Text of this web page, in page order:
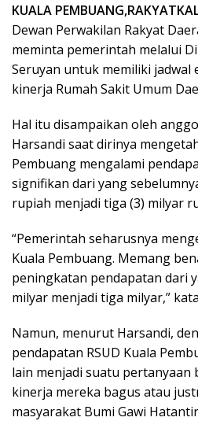
KUALA
Dewan Perwakilan Rakyat
meminta pemerintah melalui
Seruyan untuk memiliki jadwal
kinerja Rumah Sakit Umum
Hal itu disampaikan oleh
Harsandi saat dirinya
Pembuang mengalami
signifikan dari yang
rupiah menjadi tiga (3) milyar
“Pemerintah seharusnya
Kuala Pembuang. Memang
peningkatan pendapatan dari
milyar menjadi tiga milyar,”
Namun, menurut Harsandi,
pendapatan RSUD Kuala
lain menjadi suatu pertanyaan
kinerja mereka bagus atau
masyarakat Bumi Gawi